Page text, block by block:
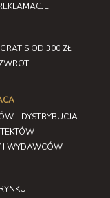
OD 300 ZŁ
- DYSTRYBUCJA
I WYDAWCÓW